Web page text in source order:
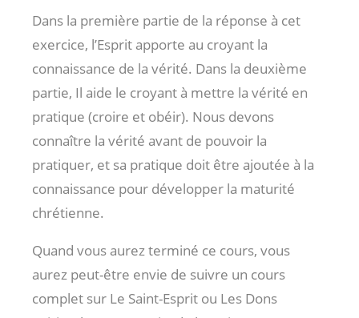
Dans la première partie de la réponse à cet
exercice, l’Esprit apporte au croyant la
connaissance de la vérité. Dans la deuxième
partie, Il aide le croyant à mettre la vérité en
pratique (croire et obéir). Nous devons
connaître la vérité avant de pouvoir la
pratiquer, et sa pratique doit être ajoutée à la
connaissance pour développer la maturité
chrétienne.
Quand vous aurez terminé ce cours, vous
aurez peut-être envie de suivre un cours
complet sur Le Saint-Esprit ou Les Dons